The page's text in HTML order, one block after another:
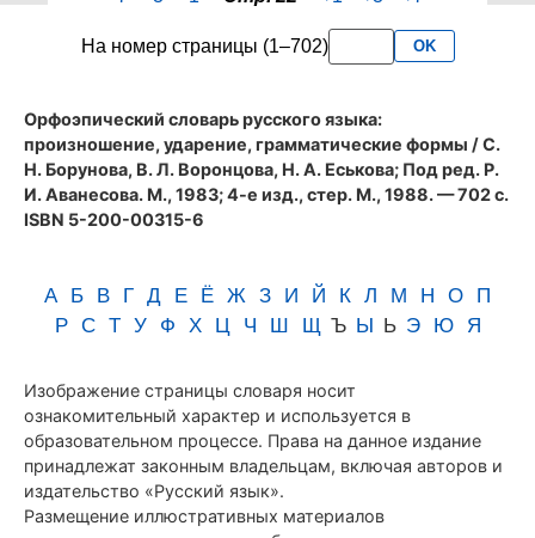
АванесоваНа номер страницы (1–702) OK
Орфоэпический словарь русского языка:
произношение, ударение, грамматические формы / С.
Н. Борунова, В. Л. Воронцова, Н. А. Еськова; Под ред. Р.
И. Аванесова. М., 1983; 4-е изд., стер. М., 1988. — 702 с.
ISBN 5-200-00315-6
А Б В Г Д Е Ё Ж З И Й К Л М Н О П
Р С Т У Ф Х Ц Ч Ш Щ Ъ Ы Ь Э Ю Я
Изображение страницы словаря носит
ознакомительный характер и используется в
образовательном процессе. Права на данное издание
принадлежат законным владельцам, включая авторов и
издательство «Русский язык».
Размещение иллюстративных материалов